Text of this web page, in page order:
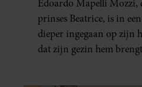
Edoardo Mapelli Mozzi,
prinses Beatrice, is in
dieper ingegaan op zijn
dat zijn gezin hem